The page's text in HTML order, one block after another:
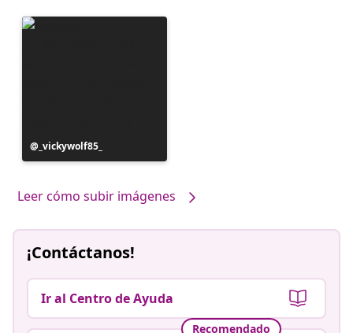
Publicación
realizada
_vickywolf85_
Leer cómo subir imágenes
¡Contáctanos!
Ir al Centro de Ayuda
Recomendado